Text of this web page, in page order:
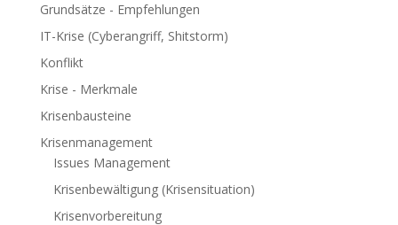
Grundsätze - Empfehlungen
IT-Krise (Cyberangriff, Shitstorm)
Konflikt
Krise - Merkmale
Krisenbausteine
Krisenmanagement
Issues Management
Krisenbewältigung (Krisensituation)
Krisenvorbereitung